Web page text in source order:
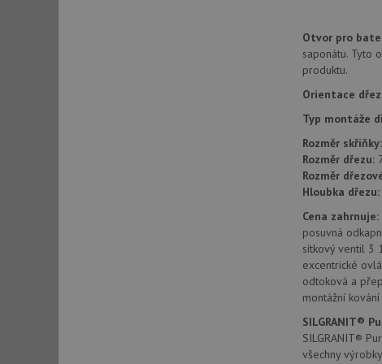
Otvor pro
saponátu. Tyto
produktu.
Orientace
Typ montáže
Rozměr skříňky:
Rozměr dřezu:
Rozměr
Hloubka dřezu:
Cena zahrnuje:
posuvná
sítkový ventil 3
excentrické
odtoková a
montážní kování
SILGRANIT®
SILGRANIT®
všechny
test_cookie
_gcl_au
__Secure-
VISITOR_INFO1_LIVE